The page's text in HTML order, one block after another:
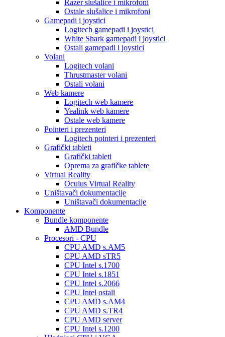
Razer slušalice i mikrofoni
Ostale slušalice i mikrofoni
Gamepadi i joystici
Logitech gamepadi i joystici
White Shark gamepadi i joystici
Ostali gamepadi i joystici
Volani
Logitech volani
Thrustmaster volani
Ostali volani
Web kamere
Logitech web kamere
Yealink web kamere
Ostale web kamere
Pointeri i prezenteri
Logitech pointeri i prezenteri
Grafički tableti
Grafički tableti
Oprema za grafičke tablete
Virtual Reality
Oculus Virtual Reality
Uništavači dokumentacije
Uništavači dokumentacije
Komponente
Bundle komponente
AMD Bundle
Procesori - CPU
CPU AMD s.AM5
CPU AMD sTR5
CPU Intel s.1700
CPU Intel s.1851
CPU Intel s.2066
CPU Intel ostali
CPU AMD s.AM4
CPU AMD s.TR4
CPU AMD server
CPU Intel s.1200